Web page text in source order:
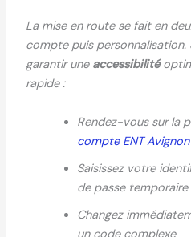
La mise en route se fait en
compte puis personnalisation.
garantir une accessibilité
rapide :
Rendez-vous sur la
compte ENT Avignon
Saisissez votre
de passe temporaire
Changez